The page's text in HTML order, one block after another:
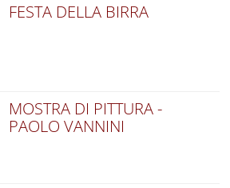
FESTA DELLA BIRRA
MOSTRA DI PITTURA -
PAOLO VANNINI